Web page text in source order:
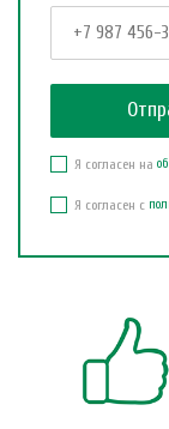
Я согласен на
Я согласен с